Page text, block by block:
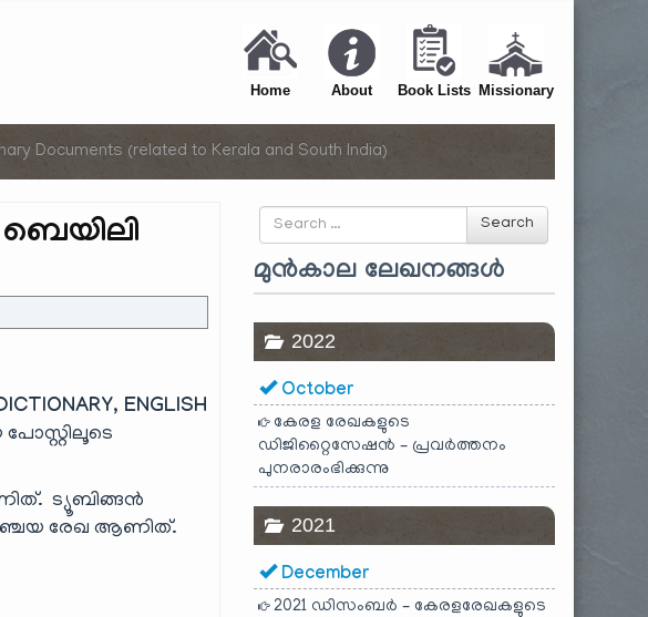
Home About Book Lists Missionary
Documents (related to Kerala and South India)
ബെയിലി
ENGLISH
ട്യൂബിങ്ങൻ
രേഖ ആണിത്.
Search
for
Search
മുൻകാല ലേഖനങ്ങൾ
2022
October
കേരള രേഖകളുടെ
ഡിജിറ്റൈസേഷൻ – പ്രവർത്തനം
പുനരാരംഭിക്കുന്നു
2021
December
2021 ഡിസംബർ – കേരളരേഖകളുടെ